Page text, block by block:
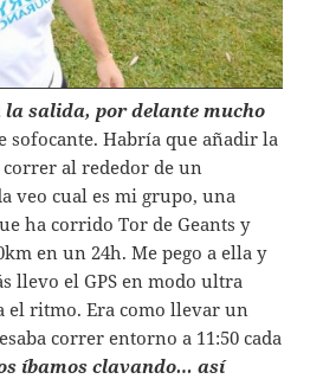
la salida, por delante mucho
sofocante. Habría que añadir la
al rededor de un
veo cual es mi grupo, una
ha corrido Tor de Geants y
en un 24h. Me pego a ella y
llevo el GPS en modo ultra
el ritmo. Era como llevar un
correr entorno a 11:50 cada
íbamos clavando… así